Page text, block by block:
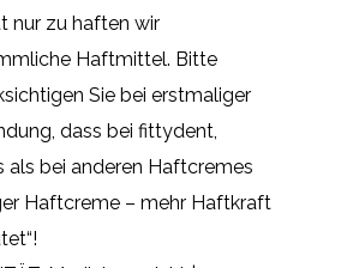
nur zu haften wir
Haftmittel. Bitte
Sie bei erstmaliger
dass bei fittydent,
als bei anderen Haftcremes
Haftcreme – mehr Haftkraft